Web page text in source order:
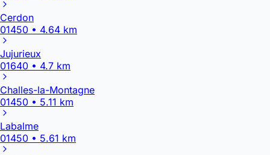
Cerdon
01450 • 4.64 km
Jujurieux
01640 • 4.7 km
Challes-la-Montagne
01450 • 5.11 km
Labalme
01450 • 5.61 km